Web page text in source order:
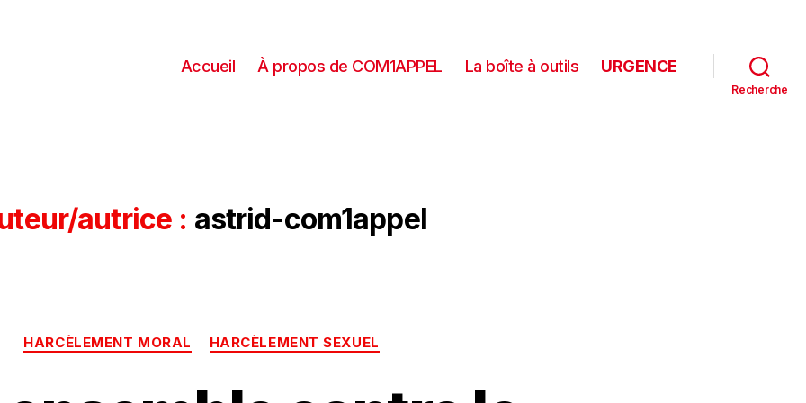
Accueil À propos de COM1APPEL La boîte à outils URGENCE
Recherche
autrice : astrid-com1appel
HARCÈLEMENT MORAL HARCÈLEMENT SEXUEL